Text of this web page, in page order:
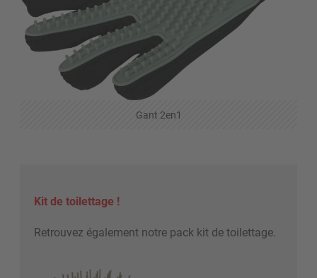
Gant 2en1
Kit de toilettage !
Retrouvez également notre pack kit de toilettage.